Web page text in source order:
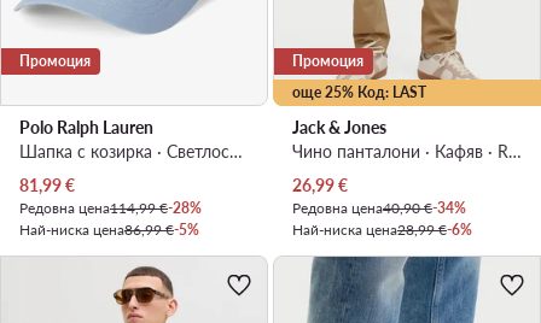
Промоция
Polo Ralph Lauren
Шапка с козирка · Светлосиньо
Актуална цена
81,99€
Редовна цена114,99 €-28%
Най-ниска цена86,99 €-5%
още 25% Код: LAST
Промоция
Jack & Jones
Чино панталони · Кафяв · Regular Fit
Актуална цена
26,99€
Редовна цена40,90 €-34%
Най-ниска цена28,99 €-6%